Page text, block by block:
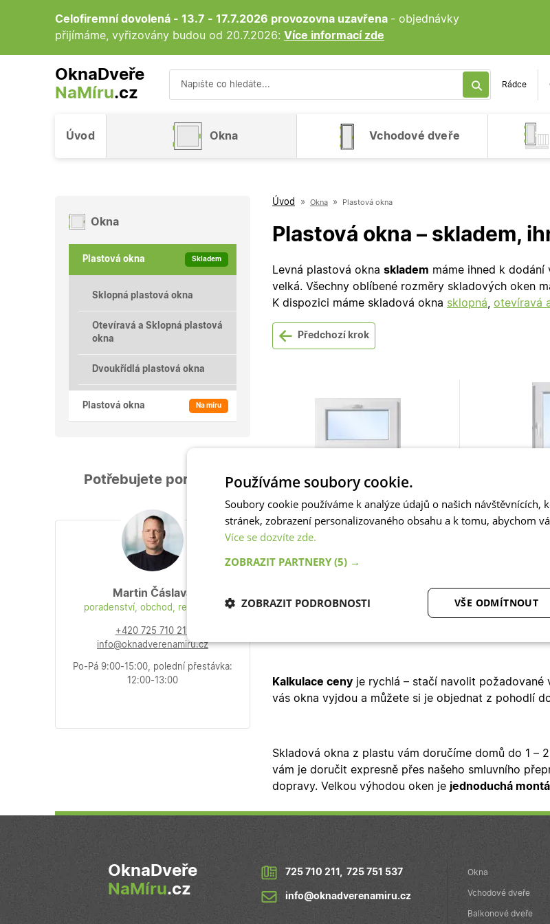
Celofiremní dovolená - 13.7 - 17.7.2026 provozovna uzavřena - objednávky
přijímáme, vyřizovány budou od 20.7.2026: Více informací zde
OknaDveře
NaMíru.cz
Rádce
Úvod Okna Vchodové dveře
Úvod » Okna » Plastová okna
Plastová okna – skladem,
Levná plastová okna skladem máme ihned k dodání
velká. Všechny oblíbené rozměry skladových oken
K dispozici máme skladová okna sklopná otevíravá
Předchozí krok
plastová okna
Kvalitní konstrukce plastových oken zahrnuje
izolaci. Chytrý uzavírací systém zajišťuje
Kalkulace ceny je rychlá – stačí navolit
vás okna vyjdou a můžete si je objednat z pohodlí
Skladová okna z plastu vám doručíme domů do 1 –
vám je doručit expresně přes našeho smluvního
dopravy. Velkou výhodou oken je jednoduchá
Okna
Plastová okna Skladem
Sklopná plastová okna
Otevíravá a Sklopná plastová
okna
Dvoukřídlá plastová okna
Plastová okna Na míru
Potřebujete poradit?
Martin Čáslava
poradenství, obchod, reklamace
+420 725 710 211
info@oknadverenamiru.cz
Po-Pá 9:00-15:00, polední přestávka:
12:00-13:00
OknaDveře
NaMíru.cz
725 710 211 , 725 751 537
info@oknadverenamiru.cz
Okna
Vchodové dveře
Balkonové dveře
Používáme soubory cookie.
Soubory cookie používáme k analýze údajů o našich návštěvnících,
stránek, zobrazení personalizovaného obsahu a k tomu, abychom
Více se dozvíte zde.
ZOBRAZIT PARTNERY (5) →
VŠE ODMÍTNOUT
ZOBRAZIT PODROBNOSTI
Nezbytně nutné
Analytické cookies
Nezbytně nutné cookies Analytické cookies Marketingové
Nezbytně nutné soubory cookie umožňují základní funkce webových stránek, jako je
stránky nelze bez nezbytně nutných souborů cookie správně používat.
Název
Poskytovatel/
Vyprší Popis
udid .oknadverenamiru.cz
Tento cookie se používá k
uživatelskou zkušenost.
X-Inspishop-User-
Variant
oknadverenamiru.cz
Tento soubor cookie slouží
zajišťuje konzistentní
.heureka.cz
Tento soubor cookie se
je pro web přínosné, aby